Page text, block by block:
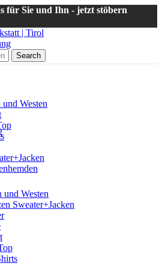
für Sie und Ihn - jetzt stöbern
Search
Westen
und Westen
Sweater+Jacken